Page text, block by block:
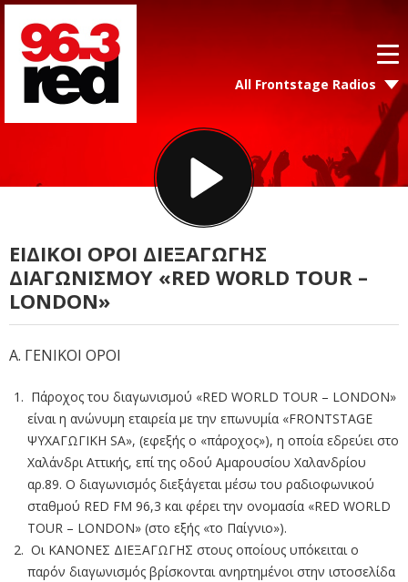
All Frontstage Radios
ΕΙΔΙΚΟΙ ΟΡΟΙ ΔΙΕΞΑΓΩΓΗΣ
ΔΙΑΓΩΝΙΣΜΟΥ «RED WORLD TOUR –
LONDON»
Α. ΓΕΝΙΚΟΙ ΟΡΟΙ
Πάροχος του διαγωνισμού «RED WORLD TOUR – LONDON»
είναι η ανώνυμη εταιρεία με την επωνυμία «FRONTSTAGE
ΨΥΧΑΓΩΓΙΚΗ SA», (εφεξής ο «πάροχος»), η οποία εδρεύει στο
Χαλάνδρι Αττικής, επί της οδού Αμαρουσίου Χαλανδρίου
αρ.89. Ο διαγωνισμός διεξάγεται μέσω του ραδιοφωνικού
σταθμού RED FM 96,3 και φέρει την ονομασία «RED WORLD
TOUR – LONDON» (στο εξής «το Παίγνιο»).
Οι ΚΑΝΟΝΕΣ ΔΙΕΞΑΓΩΓΗΣ στους οποίους υπόκειται ο
παρόν διαγωνισμός βρίσκονται ανηρτημένοι στην ιστοσελίδα